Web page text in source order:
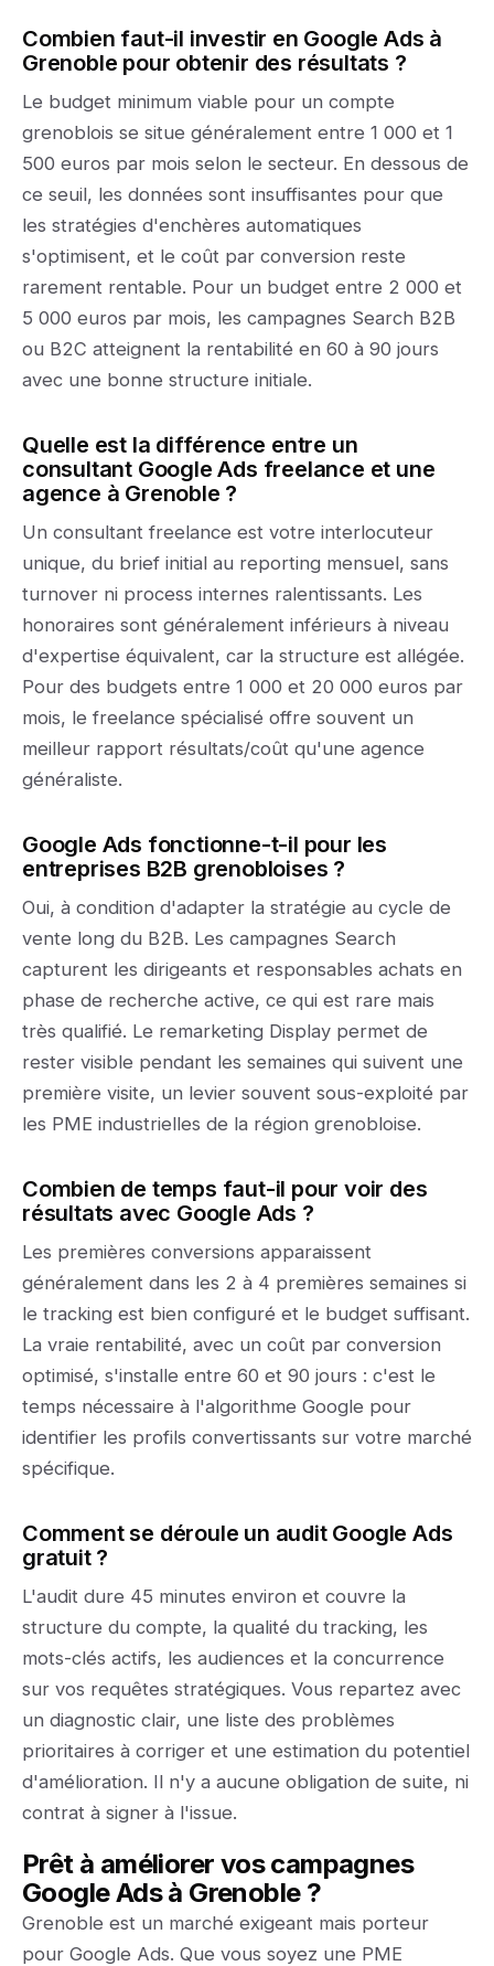
Combien faut-il investir en Google Ads à
Grenoble pour obtenir des résultats ?
Le budget minimum viable pour un compte
grenoblois se situe généralement entre 1 000 et 1
500 euros par mois selon le secteur. En dessous de
ce seuil, les données sont insuffisantes pour que
les stratégies d'enchères automatiques
s'optimisent, et le coût par conversion reste
rarement rentable. Pour un budget entre 2 000 et
5 000 euros par mois, les campagnes Search B2B
ou B2C atteignent la rentabilité en 60 à 90 jours
avec une bonne structure initiale.
Quelle est la différence entre un
consultant Google Ads freelance et une
agence à Grenoble ?
Un consultant freelance est votre interlocuteur
unique, du brief initial au reporting mensuel, sans
turnover ni process internes ralentissants. Les
honoraires sont généralement inférieurs à niveau
d'expertise équivalent, car la structure est allégée.
Pour des budgets entre 1 000 et 20 000 euros par
mois, le freelance spécialisé offre souvent un
meilleur rapport résultats/coût qu'une agence
généraliste.
Google Ads fonctionne-t-il pour les
entreprises B2B grenobloises ?
Oui, à condition d'adapter la stratégie au cycle de
vente long du B2B. Les campagnes Search
capturent les dirigeants et responsables achats en
phase de recherche active, ce qui est rare mais
très qualifié. Le remarketing Display permet de
rester visible pendant les semaines qui suivent une
première visite, un levier souvent sous-exploité par
les PME industrielles de la région grenobloise.
Combien de temps faut-il pour voir des
résultats avec Google Ads ?
Les premières conversions apparaissent
généralement dans les 2 à 4 premières semaines si
le tracking est bien configuré et le budget suffisant.
La vraie rentabilité, avec un coût par conversion
optimisé, s'installe entre 60 et 90 jours : c'est le
temps nécessaire à l'algorithme Google pour
identifier les profils convertissants sur votre marché
spécifique.
Comment se déroule un audit Google Ads
gratuit ?
L'audit dure 45 minutes environ et couvre la
structure du compte, la qualité du tracking, les
mots-clés actifs, les audiences et la concurrence
sur vos requêtes stratégiques. Vous repartez avec
un diagnostic clair, une liste des problèmes
prioritaires à corriger et une estimation du potentiel
d'amélioration. Il n'y a aucune obligation de suite, ni
contrat à signer à l'issue.
Prêt à améliorer vos campagnes
Google Ads à Grenoble ?
Grenoble est un marché exigeant mais porteur
pour Google Ads. Que vous soyez une PME